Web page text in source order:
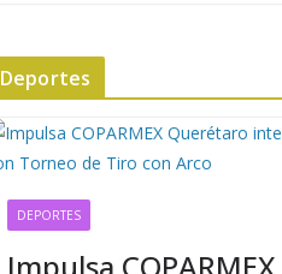
Deportes
DEPORTES
Impulsa COPARMEX